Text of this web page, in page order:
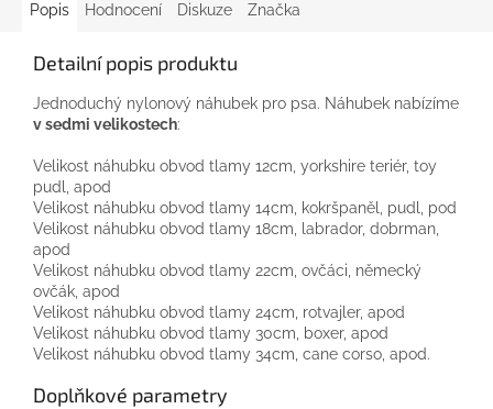
Popis Hodnocení Diskuze Značka
Detailní popis produktu
Jednoduchý nylonový náhubek pro psa. Náhubek nabízíme
vsedmi velikostech:
Velikost náhubku obvod tlamy 12cm yorkshire teriér, toy
pudl
apod
Velikost náhubku obvod tlamy 14cm kokršpaněl pudl
pod
Velikost náhubku obvod tlamy 18cm labrador, dobrman
apod
Velikost náhubku obvod tlamy 22cm ovčáci německý
ovčák, apod
Velikost náhubku obvod tlamy 24cm rotvajler, apod
Velikost náhubku obvod tlamy 30cm boxer, apod
Velikost náhubku obvod tlamy 34cm cane corso apod.
Doplňkové parametry